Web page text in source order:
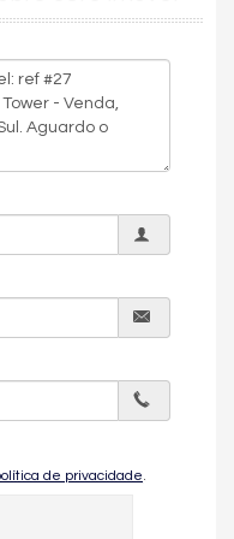
única para
e o melhor da vida à
o mar.
de privacidade